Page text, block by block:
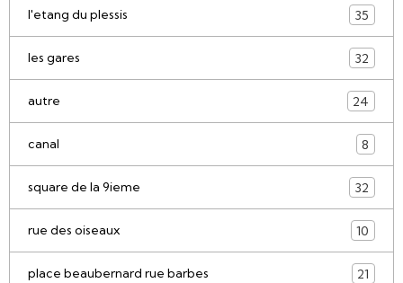
l'etang du plessis 35
les gares 32
autre 24
canal 8
square de la 9ieme 32
rue des oiseaux 10
place beaubernard rue barbes 21